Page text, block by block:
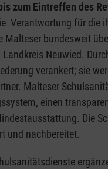
zum Eintreffen des
Verantwortung für die
Malteser bundesweit
Landkreis Neuwied.
verankert; sie
Malteser
einen
Die
und nachbereitet.